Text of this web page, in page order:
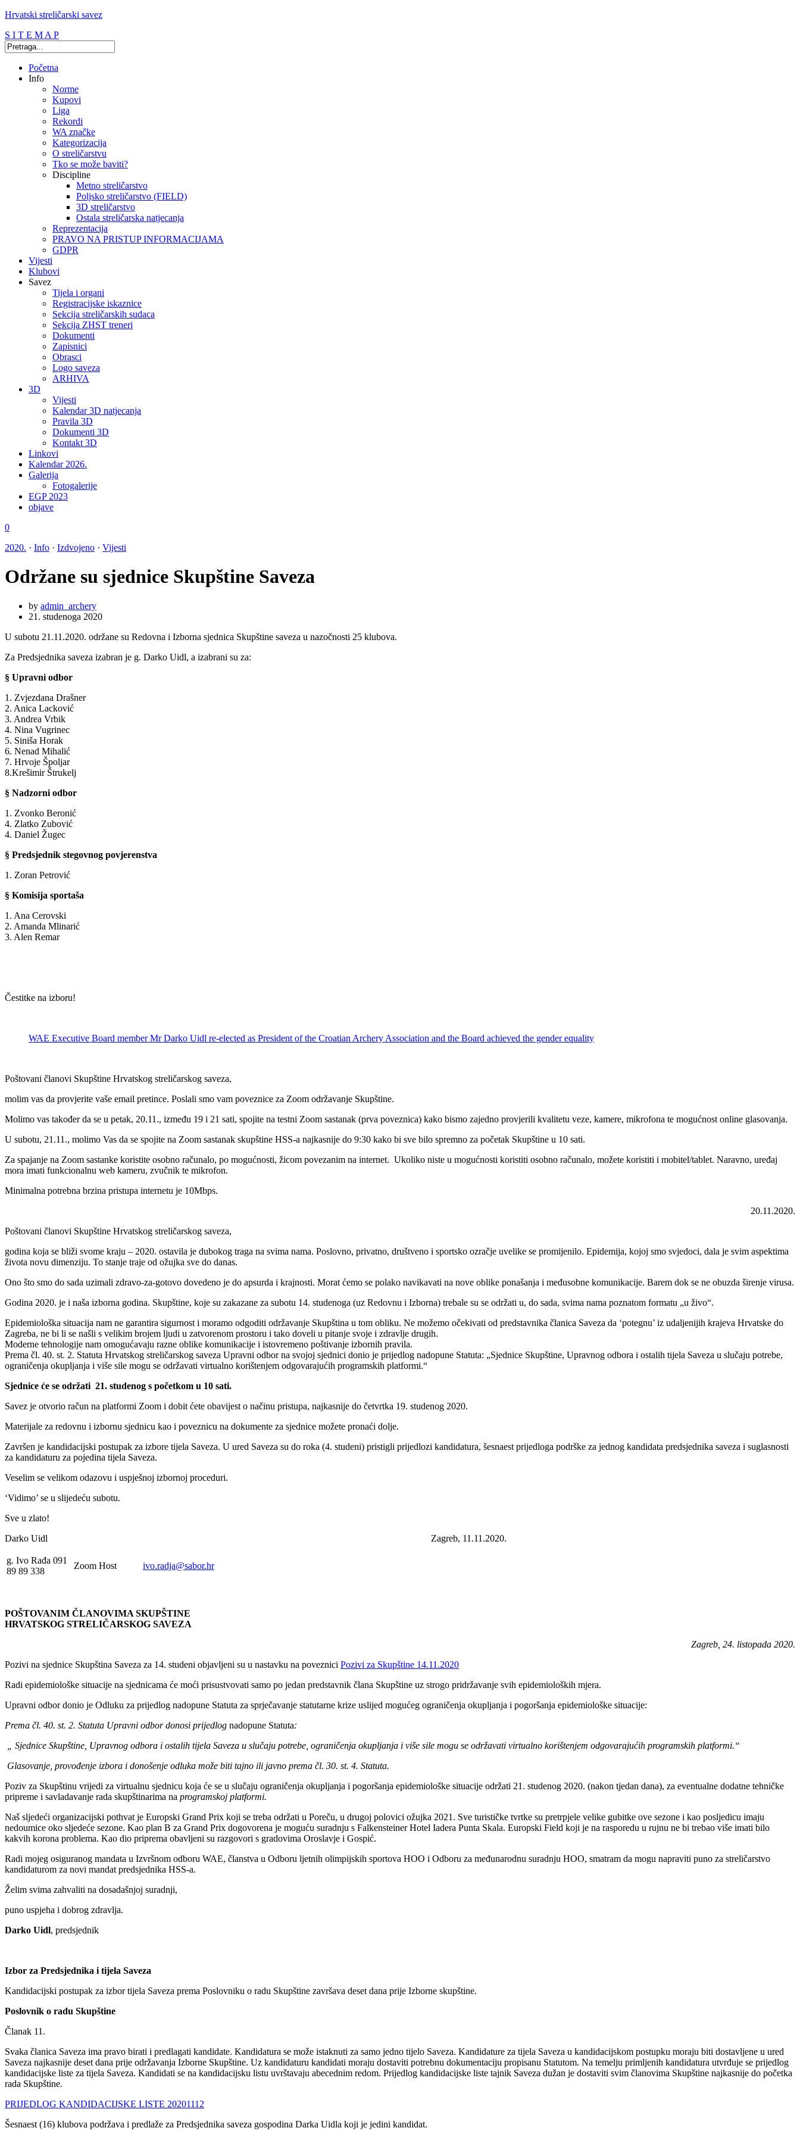
Hrvatski streličarski savez
S I T E M A P
Početna
Info
Norme
Kupovi
Liga
Rekordi
WA značke
Kategorizacija
O streličarstvu
Tko se može baviti?
Discipline
Metno streličarstvo
Poljsko streličarstvo (FIELD)
3D streličarstvo
Ostala streličarska natjecanja
Reprezentacija
PRAVO NA PRISTUP INFORMACIJAMA
GDPR
Vijesti
Klubovi
Savez
Tijela i organi
Registracijske iskaznice
Sekcija streličarskih sudaca
Sekcija ZHST treneri
Dokumenti
Zapisnici
Obrasci
Logo saveza
ARHIVA
3D
Vijesti
Kalendar 3D natjecanja
Pravila 3D
Dokumenti 3D
Kontakt 3D
Linkovi
Kalendar 2026.
Galerija
Fotogalerije
EGP 2023
objave
0
2020. · Info · Izdvojeno · Vijesti
Održane su sjednice Skupštine Saveza
by admin_archery
21. studenoga 2020
U subotu 21.11.2020. održane su Redovna i Izborna sjednica Skupštine saveza u nazočnosti 25 klubova.
Za Predsjednika saveza izabran je g. Darko Uidl, a izabrani su za:
§ Upravni odbor
1. Zvjezdana Drašner
2. Anica Lacković
3. Andrea Vrbik
4. Nina Vugrinec
5. Siniša Horak
6. Nenad Mihalić
7. Hrvoje Špoljar
8.Krešimir Štrukelj
§ Nadzorni odbor
1. Zvonko Beronić
4. Zlatko Zubović
4. Daniel Žugec
§ Predsjednik stegovnog povjerenstva
1. Zoran Petrović
§ Komisija sportaša
1. Ana Cerovski
2. Amanda Mlinarić
3. Alen Remar
Čestitke na izboru!
WAE Executive Board member Mr Darko Uidl re-elected as President of the Croatian Archery Association and the Board achieved the gender equality
Poštovani članovi Skupštine Hrvatskog streličarskog saveza,
molim vas da provjerite vaše email pretince. Poslali smo vam poveznice za Zoom održavanje Skupštine.
Molimo vas također da se u petak, 20.11., između 19 i 21 sati, spojite na testni Zoom sastanak (prva poveznica) kako bismo zajedno provjerili kvalitetu veze, kamere, mikrofona te mogućnost online glasovanja.
U subotu, 21.11., molimo Vas da se spojite na Zoom sastanak skupštine HSS-a najkasnije do 9:30 kako bi sve bilo spremno za početak Skupštine u 10 sati.
Za spajanje na Zoom sastanke koristite osobno računalo, po mogućnosti, žicom povezanim na internet. Ukoliko niste u mogućnosti koristiti osobno računalo, možete koristiti i mobitel/tablet. Naravno, uređaj
mora imati funkcionalnu web kameru, zvučnik te mikrofon.
Minimalna potrebna brzina pristupa internetu je 10Mbps.
20.11.2020.
Poštovani članovi Skupštine Hrvatskog streličarskog saveza,
godina koja se bliži svome kraju – 2020. ostavila je dubokog traga na svima nama. Poslovno, privatno, društveno i sportsko ozračje uvelike se promijenilo. Epidemija, kojoj smo svjedoci, dala je svim aspektima
života novu dimenziju. To stanje traje od ožujka sve do danas.
Ono što smo do sada uzimali zdravo-za-gotovo dovedeno je do apsurda i krajnosti. Morat ćemo se polako navikavati na nove oblike ponašanja i međusobne komunikacije. Barem dok se ne obuzda širenje virusa.
Godina 2020. je i naša izborna godina. Skupštine, koje su zakazane za subotu 14. studenoga (uz Redovnu i Izborna) trebale su se održati u, do sada, svima nama poznatom formatu „u živo“.
Epidemiološka situacija nam ne garantira sigurnost i moramo odgoditi održavanje Skupština u tom obliku. Ne možemo očekivati od predstavnika članica Saveza da ‘potegnu’ iz udaljenijih krajeva Hrvatske do
Zagreba, ne bi li se našli s velikim brojem ljudi u zatvorenom prostoru i tako doveli u pitanje svoje i zdravlje drugih.
Moderne tehnologije nam omogućavaju razne oblike komunikacije i istovremeno poštivanje izbornih pravila.
Prema čl. 40. st. 2. Statuta Hrvatskog streličarskog saveza Upravni odbor na svojoj sjednici donio je prijedlog nadopune Statuta: „Sjednice Skupštine, Upravnog odbora i ostalih tijela Saveza u slučaju potrebe,
ograničenja okupljanja i više sile mogu se održavati virtualno korištenjem odgovarajućih programskih platformi.“
Sjednice će se održati 21. studenog s početkom u 10 sati.
Savez je otvorio račun na platformi Zoom i dobit ćete obavijest o načinu pristupa, najkasnije do četvrtka 19. studenog 2020.
Materijale za redovnu i izbornu sjednicu kao i poveznicu na dokumente za sjednice možete pronaći dolje.
Završen je kandidacijski postupak za izbore tijela Saveza. U ured Saveza su do roka (4. studeni) pristigli prijedlozi kandidatura, šesnaest prijedloga podrške za jednog kandidata predsjednika saveza i suglasnosti
za kandidaturu za pojedina tijela Saveza.
Veselim se velikom odazovu i uspješnoj izbornoj proceduri.
‘Vidimo’ se u slijedeću subotu.
Sve u zlato!
Darko Uidl Zagreb, 11.11.2020.
g. Ivo Rađa 091
89 89 338
Zoom Host ivo.radja@sabor.hr
POŠTOVANIM ČLANOVIMA SKUPŠTINE
HRVATSKOG STRELIČARSKOG SAVEZA
Zagreb, 24. listopada 2020.
Pozivi na sjednice Skupština Saveza za 14. studeni objavljeni su u nastavku na poveznici Pozivi za Skupštine 14.11.2020
Radi epidemiološke situacije na sjednicama će moći prisustvovati samo po jedan predstavnik člana Skupštine uz strogo pridržavanje svih epidemioloških mjera.
Upravni odbor donio je Odluku za prijedlog nadopune Statuta za sprječavanje statutarne krize uslijed mogućeg ograničenja okupljanja i pogoršanja epidemiološke situacije:
Prema čl. 40. st. 2. Statuta Upravni odbor donosi prijedlog nadopune Statuta:
„ Sjednice Skupštine, Upravnog odbora i ostalih tijela Saveza u slučaju potrebe, ograničenja okupljanja i više sile mogu se održavati virtualno korištenjem odgovarajućih programskih platformi.“
Glasovanje, provođenje izbora i donošenje odluka može biti tajno ili javno prema čl. 30. st. 4. Statuta.
Poziv za Skupštinu vrijedi za virtualnu sjednicu koja će se u slučaju ograničenja okupljanja i pogoršanja epidemiološke situacije održati 21. studenog 2020. (nakon tjedan dana), za eventualne dodatne tehničke
pripreme i savladavanje rada skupštinarima na programskoj platformi.
Naš sljedeći organizacijski pothvat je Europski Grand Prix koji se treba održati u Poreču, u drugoj polovici ožujka 2021. Sve turističke tvrtke su pretrpjele velike gubitke ove sezone i kao posljedicu imaju
nedoumice oko sljedeće sezone. Kao plan B za Grand Prix dogovorena je moguću suradnju s Falkensteiner Hotel Iadera Punta Skala. Europski Field koji je na rasporedu u rujnu ne bi trebao više imati bilo
kakvih korona problema. Kao dio priprema obavljeni su razgovori s gradovima Oroslavje i Gospić.
Radi mojeg osiguranog mandata u Izvršnom odboru WAE, članstva u Odboru ljetnih olimpijskih sportova HOO i Odboru za međunarodnu suradnju HOO, smatram da mogu napraviti puno za streličarstvo
kandidaturom za novi mandat predsjednika HSS-a.
Želim svima zahvaliti na dosadašnjoj suradnji,
puno uspjeha i dobrog zdravlja.
Darko Uidl, predsjednik
Izbor za Predsjednika i tijela Saveza
Kandidacijski postupak za izbor tijela Saveza prema Poslovniku o radu Skupštine završava deset dana prije Izborne skupštine.
Poslovnik o radu Skupštine
Članak 11.
Svaka članica Saveza ima pravo birati i predlagati kandidate. Kandidatura se može istaknuti za samo jedno tijelo Saveza. Kandidature za tijela Saveza u kandidacijskom postupku moraju biti dostavljene u ured
Saveza najkasnije deset dana prije održavanja Izborne Skupštine. Uz kandidaturu kandidati moraju dostaviti potrebnu dokumentaciju propisanu Statutom. Na temelju primljenih kandidatura utvrđuje se prijedlog
kandidacijske liste za tijela Saveza. Kandidati se na kandidacijsku listu uvrštavaju abecednim redom. Prijedlog kandidacijske liste tajnik Saveza dužan je dostaviti svim članovima Skupštine najkasnije do početka
rada Skupštine.
PRIJEDLOG KANDIDACIJSKE LISTE 20201112
Šesnaest (16) klubova podržava i predlaže za Predsjednika saveza gospodina Darka Uidla koji je jedini kandidat.